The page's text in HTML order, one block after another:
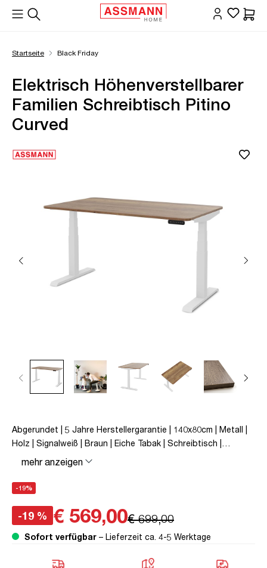
springen
Startseite Black Friday
Elektrisch Höhenverstellbarer
Familien Schreibtisch Pitino
Curved
Abgerundet | 5 Jahre Herstellergarantie | 140x80cm | Metall |
Holz | Signalweiß | Braun | Eiche Tabak | Schreibtisch |
höhenverstellbar | unmontiert | Pitino Curved | bis zu 50 kg |
Eiche Tabak | TÜV© geprüfte Ergonomie | TÜV© mobiles
Arbeiten | Kollisions-Schutz | Elektrisch höhenverstellbar |
mehr anzeigen
-19%
-19 % € 569,00€ 699,00
Sofort verfügbar – Lieferzeit ca. 4-5 Werktage